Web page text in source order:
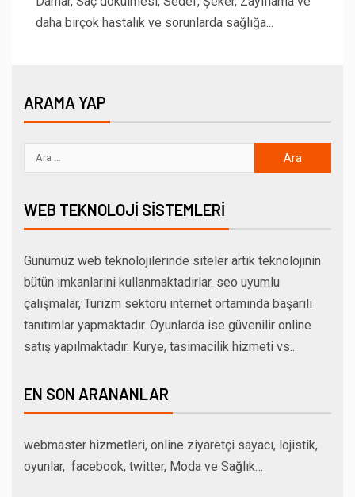
daha birçok hastalık ve sorunlarda sağlığa...
ARAMA YAP
WEB TEKNOLOJI SISTEMLERI
Günümüz web teknolojilerinde siteler artik teknolojinin
bütün imkanlarini kullanmaktadirlar. seo uyumlu
çalışmalar, Turizm sektörü internet ortamında başarılı
tanıtımlar yapmaktadır. Oyunlarda ise güvenilir online
satış yapılmaktadır. Kurye, tasimacilik hizmeti vs..
EN SON ARANANLAR
webmaster hizmetleri, online ziyaretçi sayacı, lojistik,
oyunlar, facebook, twitter, Moda ve Sağlık…